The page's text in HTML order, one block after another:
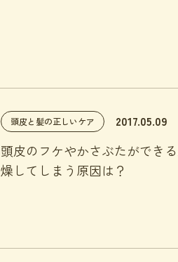
頭皮と髪の正しいケア 2017.05.09
頭皮のフケやかさぶたができ
燥してしまう原因は？